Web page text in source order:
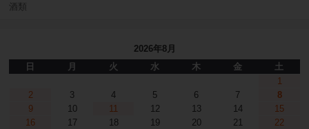
酒類
2026年8月
日
月 火 水 木 金
土
1
2
3 4 5 6 7
8
9
10 11 12 13 14
15
16
17 18 19 20 21
22